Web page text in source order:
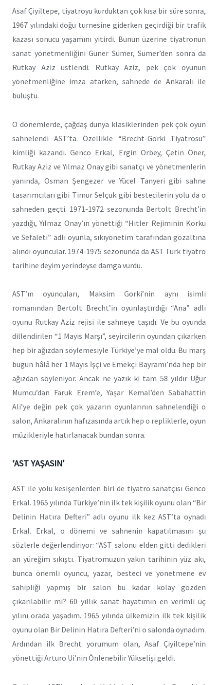
Asaf Çiyiltepe, tiyatroyu kurduktan çok kısa bir süre sonra,
1967 yılındaki doğu turnesine giderken geçirdiği bir trafik
kazası sonucu yaşamını yitirdi. Bunun üzerine tiyatronun
sanat yönetmenliğini Güner Sümer, Sümer’den sonra da
Rutkay Aziz üstlendi. Rutkay Aziz, pek çok oyunun
yönetmenliğine imza atarken, sahnede de Ankaralı ile
buluştu.
O dönemlerde, çağdaş dünya klasiklerinden pek çok oyun
sahnelendi AST’ta. Özellikle “Brecht-Gorki Tiyatrosu”
kimliği kazandı. Genco Erkal, Ergin Orbey, Çetin Öner,
Rutkay Aziz ve Yılmaz Onay gibi sanatçı ve yönetmenlerin
yanında, Osman Şengezer ve Yücel Tanyeri gibi sahne
tasarımcıları gibi Timur Selçuk gibi bestecilerin yolu da o
sahneden geçti. 1971-1972 sezonunda Bertolt Brecht’in
yazdığı, Yılmaz Onay’ın yönettiği “Hitler Rejiminin Korku
ve Sefaleti” adlı oyunla, sıkıyönetim tarafından gözaltına
alındı oyuncular. 1974-1975 sezonunda da AST Türk tiyatro
tarihine deyim yerindeyse damga vurdu.
AST’ın oyuncuları, Maksim Gorki’nin aynı isimli
romanından Bertolt Brecht’in oyunlaştırdığı “Ana” adlı
oyunu Rutkay Aziz rejisi ile sahneye taşıdı. Ve bu oyunda
dillendirilen “1 Mayıs Marşı”, seyircilerin oyundan çıkarken
hep bir ağızdan söylemesiyle Türkiye’ye mal oldu. Bu marş
bugün hâlâ her 1 Mayıs İşçi ve Emekçi Bayramı’nda hep bir
ağızdan söyleniyor. Ancak ne yazık ki tam 58 yıldır Uğur
Mumcu’dan Faruk Erem’e, Yaşar Kemal’den Sabahattin
Ali’ye değin pek çok yazarın oyunlarının sahnelendiği o
salon, Ankaralının hafızasında artık hep o repliklerle, oyun
müzikleriyle hatırlanacak bundan sonra.
‘AST YAŞASIN’
AST ile yolu kesişenlerden biri de tiyatro sanatçısı Genco
Erkal. 1965 yılında Türkiye’nin ilk tek kişilik oyunu olan “Bir
Delinin Hatıra Defteri” adlı oyunu ilk kez AST’ta oynadı
Erkal. Erkal, o dönemi ve sahnenin kapatılmasını şu
sözlerle değerlendiriyor: “AST salonu elden gitti dedikleri
an yüreğim sıkıştı. Tiyatromuzun yakın tarihinin yüz akı,
bunca önemli oyuncu, yazar, besteci ve yönetmene ev
sahipliği yapmış bir salon bu kadar kolay gözden
çıkarılabilir mi? 60 yıllık sanat hayatımın en verimli üç
yılını orada yaşadım. 1965 yılında ülkemizin ilk tek kişilik
oyunu olan Bir Delinin Hatıra Defteri’ni o salonda oynadım.
Ardından ilk Brecht yorumum olan, Asaf Çiyiltepe’nin
yönettiği Arturo Ui’nin Önlenebilir Yükselişi geldi.